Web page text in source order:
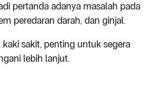
pertanda adanya masalah pada
peredaran darah, dan ginjal.
sakit, penting untuk segera
lebih lanjut.